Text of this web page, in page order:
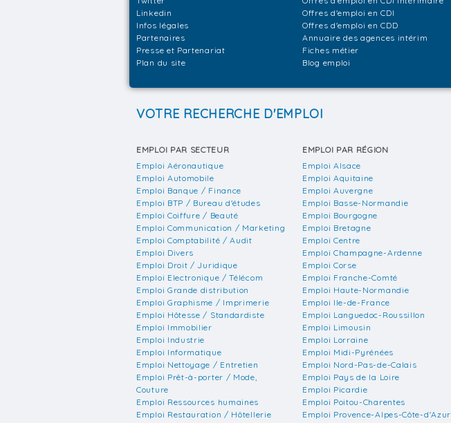
Linkedin
Infos légales
Partenaires
Presse et Partenariat
Plan du site
Offres d'emploi en CDI
Offres d'emploi en CDD
Annuaire des agences intérim
Fiches métier
Blog emploi
VOTRE RECHERCHE D'EMPLOI
EMPLOI PAR SECTEUR
Emploi Aéronautique
Emploi Automobile
Emploi Banque / Finance
Emploi BTP / Bureau d'études
Emploi Coiffure / Beauté
Emploi Communication / Marketing
Emploi Comptabilité / Audit
Emploi Divers
Emploi Droit / Juridique
Emploi Electronique / Télécom
Emploi Grande distribution
Emploi Graphisme / Imprimerie
Emploi Hôtesse / Standardiste
Emploi Immobilier
Emploi Industrie
Emploi Informatique
Emploi Nettoyage / Entretien
Emploi Prêt-à-porter / Mode,
Couture
Emploi Ressources humaines
Emploi Restauration / Hôtellerie
EMPLOI PAR RÉGION
Emploi Alsace
Emploi Aquitaine
Emploi Auvergne
Emploi Basse-Normandie
Emploi Bourgogne
Emploi Bretagne
Emploi Centre
Emploi Champagne-Ardenne
Emploi Corse
Emploi Franche-Comté
Emploi Haute-Normandie
Emploi Ile-de-France
Emploi Languedoc-Roussillon
Emploi Limousin
Emploi Lorraine
Emploi Midi-Pyrénées
Emploi Nord-Pas-de-Calais
Emploi Pays de la Loire
Emploi Picardie
Emploi Poitou-Charentes
Emploi Provence-Alpes-Côte-d'Azur